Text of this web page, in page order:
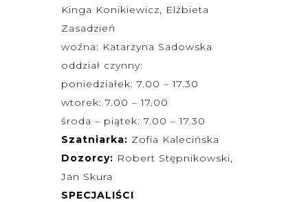
Kinga Konikiewicz, Elżbieta
Zasadzień
woźna: Katarzyna Sadowska
oddział czynny:
poniedziałek: 7.00 – 17.30
wtorek: 7.00 – 17.00
środa – piątek: 7.00 – 17.30
Szatniarka: Zofia Kalecińska
Dozorcy: Robert Stępnikowski,
Jan Skura
SPECJALIŚCI